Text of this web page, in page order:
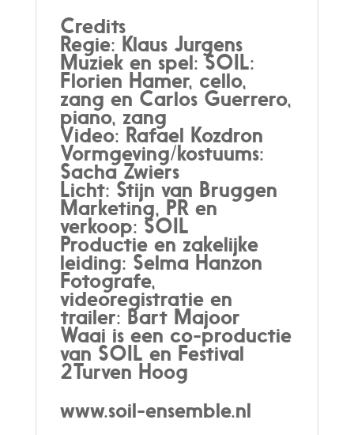
Credits
Regie: Klaus Jurgens
Muziek en spel: SOIL:
Florien Hamer, cello,
zang en Carlos Guerrero,
piano, zang
Video: Rafael Kozdron
Vormgeving/kostuums:
Sacha Zwiers
Licht: Stijn van Bruggen
Marketing, PR en
verkoop: SOIL
Productie en zakelijke
leiding: Selma Hanzon
Fotografe,
videoregistratie en
trailer: Bart Majoor
Waai is een co-productie
van SOIL en Festival
2Turven Hoog
www.soil-ensemble.nl